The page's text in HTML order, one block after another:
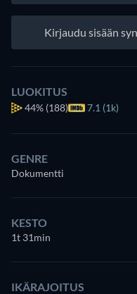
Kirjaudu sisään
LUOKITUS
44% (188) 7.1 (1k)
GENRE
Dokumentti
KESTO
1t 31min
IKÄRAJOITUS